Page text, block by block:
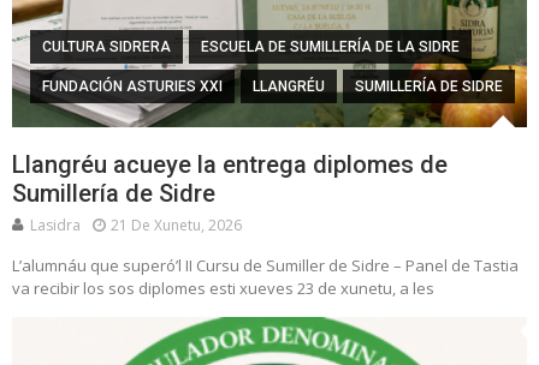
CULTURA SIDRERA ESCUELA DE SUMILLERÍA DE LA SIDRE
FUNDACIÓN ASTURIES XXI LLANGRÉU SUMILLERÍA DE SIDRE
Llangréu acueye la entrega diplomes de
Sumillería de Sidre
Lasidra 21 De Xunetu, 2026
L’alumnáu que superó’l II Cursu de Sumiller de Sidre – Panel de Tastia
va recibir los sos diplomes esti xueves 23 de xunetu, a les